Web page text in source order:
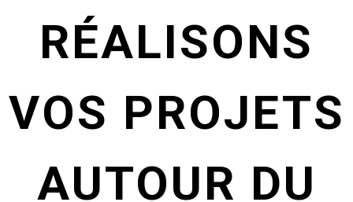
RÉALISONS
VOS PROJETS
AUTOUR DU